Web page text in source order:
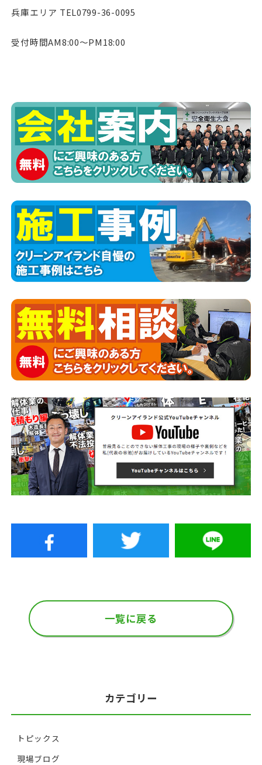
兵庫エリア TEL0799-36-0095
受付時間AM8:00〜PM18:00
一覧に戻る
カテゴリー
トピックス
現場ブログ